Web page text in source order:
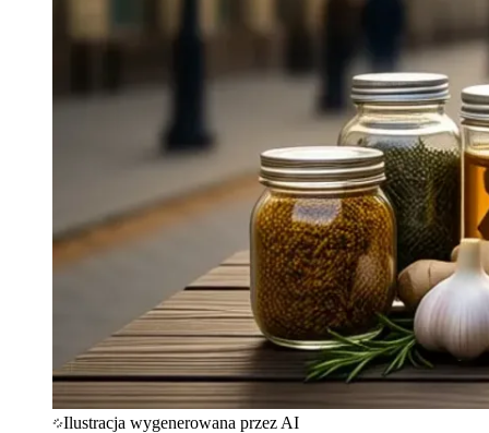
Ilustracja wygenerowana przez AI